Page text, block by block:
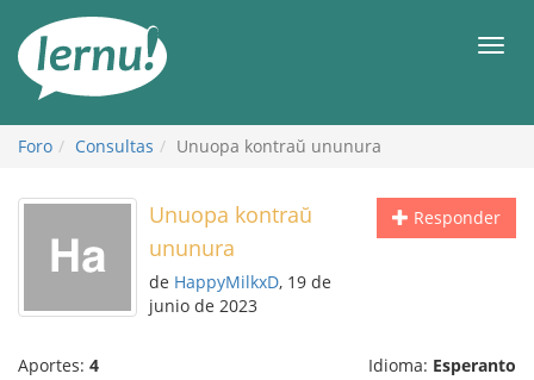
Foro Consultas Unuopa kontraŭ ununura
Responder
Unuopa kontraŭ
ununura
de HappyMilkxD, 19 de
junio de 2023
Aportes: 4 Idioma: Esperanto